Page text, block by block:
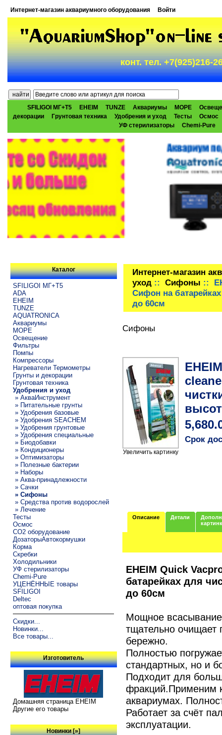
Интернет-магазин аквариумного оборудования Войти
конт. тел. +7(925)216-
SFILIGOI МГ+Т5 EHEIM TUNZE Аквариумы МОРЕ
декорации
Грунтовая техника Удобрения и уход Тесты
Осмос
УФ стерилизаторы
Chemi-Pure
Каталог
SFILIGOI МГ+Т5
ADA
EHEIM
TUNZE
AQUATRONICA
Аквариумы
МОРЕ
Освещение
Фильтры
Помпы
Компрессоры
Нагреватели Термометры
Грунты и декорации
Грунтовая техника
Удобрения и уход
» АкваИнструмент
» Питательные грунты
» Удобрения базовые
» Удобрения SEACHEM
» Удобрения грунтовые
» Удобрения специальные
» Биодобавки
» Кондиционеры
» Оптимизаторы
» Полезные бактерии
» Наборы
» Аква-принадлежности
» Сачки
» Сифоны
» Средства против водорослей
» Лечение
Тесты
Осмос
CO2 оборудование
ДозаторыАвтокормушки
Корма
Скребки
Холодильники
УФ стерилизаторы
Chemi-Pure
УЦЕНЁННЫЕ товары
SFILIGOI
Deltec
оптовая покупка
Скидки...
Новинки...
Все товары...
Изготовитель
Домашняя страница EHEIM
Другие его товары
Новинки [»]
Интернет-магазин
уход:: Сифоны ::
Сифон на
до 60см
Сифоны
Увеличить картинку
Срок
Описание Детали
EHEIM Quick
батарейках для
до 60см
Мощное
тщательно очищает
бережно.
Полностью
стандартных, но и
Подходит для
фракций.Применим
аквариумах.
Работает за счёт
эксплуатации.